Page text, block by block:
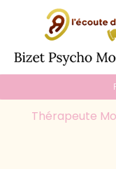
Thérapeute
Panneau de gestion